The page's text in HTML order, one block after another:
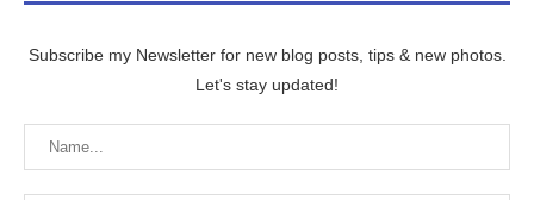
Subscribe my Newsletter for new blog posts, tips & new photos.
Let's stay updated!